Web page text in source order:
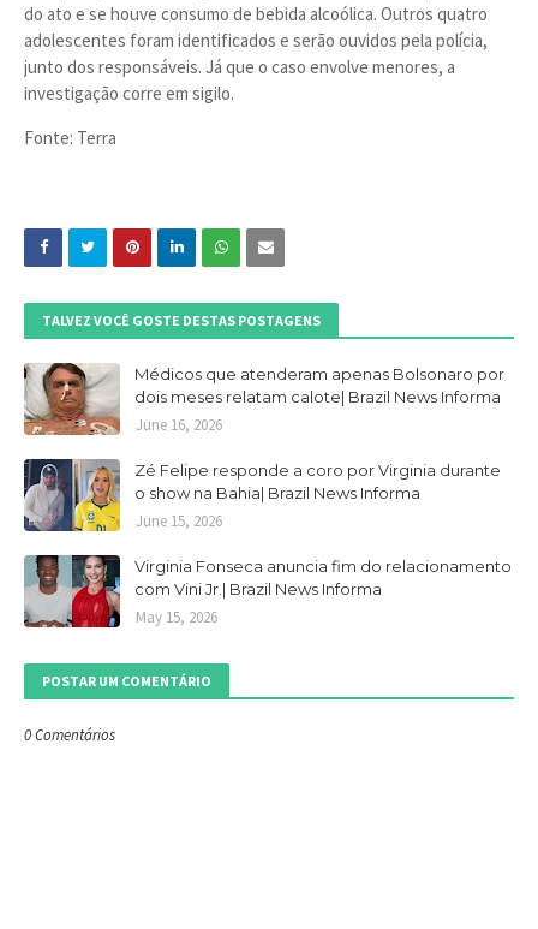
do ato e se houve consumo de bebida alcoólica. Outros quatro
adolescentes foram identificados e serão ouvidos pela polícia,
junto dos responsáveis. Já que o caso envolve menores, a
investigação corre em sigilo.
Fonte: Terra
TALVEZ VOCÊ GOSTE DESTAS POSTAGENS
Médicos que atenderam apenas Bolsonaro por
dois meses relatam calote| Brazil News Informa
June 16, 2026
Zé Felipe responde a coro por Virginia durante
o show na Bahia| Brazil News Informa
June 15, 2026
Virginia Fonseca anuncia fim do relacionamento
com Vini Jr.| Brazil News Informa
May 15, 2026
POSTAR UM COMENTÁRIO
0 Comentários